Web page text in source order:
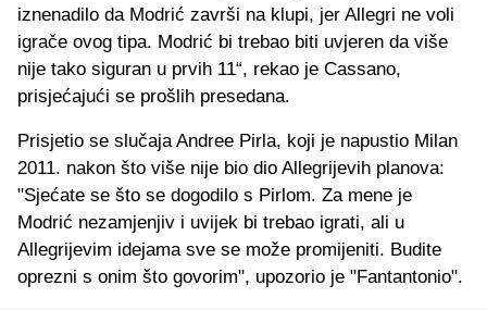
iznenadilo da Modrić završi na klupi, jer Allegri ne voli
igrače ovog tipa. Modrić bi trebao biti uvjeren da više
nije tako siguran u prvih 11“, rekao je Cassano,
prisjećajući se prošlih presedana.
Prisjetio se slučaja Andree Pirla, koji je napustio Milan
2011. nakon što više nije bio dio Allegrijevih planova:
"Sjećate se što se dogodilo s Pirlom. Za mene je
Modrić nezamjenjiv i uvijek bi trebao igrati, ali u
Allegrijevim idejama sve se može promijeniti. Budite
oprezni s onim što govorim", upozorio je "Fantantonio".